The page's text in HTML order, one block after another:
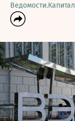
Ведомости.Капитал